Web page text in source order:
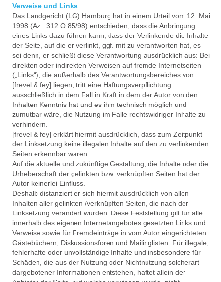
Verweise und Links
Das Landgericht (LG) Hamburg hat in einem Urteil vom 12. Mai
1998 (Az.: 312 O 85/98) entschieden, dass die Anbringung
eines Links dazu führen kann, dass der Verlinkende die Inhalte
der Seite, auf die er verlinkt, ggf. mit zu verantworten hat, es
sei denn, er schließt diese Verantwortung ausdrücklich aus: Bei
direkten oder indirekten Verweisen auf fremde Internetseiten
(„Links“), die außerhalb des Verantwortungsbereiches von
[frevel & fey] liegen, tritt eine Haftungsverpflichtung
ausschließlich in dem Fall in Kraft in dem der Autor von den
Inhalten Kenntnis hat und es ihm technisch möglich und
zumutbar wäre, die Nutzung im Falle rechtswidriger Inhalte zu
verhindern.
[frevel & fey] erklärt hiermit ausdrücklich, dass zum Zeitpunkt
der Linksetzung keine illegalen Inhalte auf den zu verlinkenden
Seiten erkennbar waren.
Auf die aktuelle und zukünftige Gestaltung, die Inhalte oder die
Urheberschaft der gelinkten bzw. verknüpften Seiten hat der
Autor keinerlei Einfluss.
Deshalb distanziert er sich hiermit ausdrücklich von allen
Inhalten aller gelinkten /verknüpften Seiten, die nach der
Linksetzung verändert wurden. Diese Feststellung gilt für alle
innerhalb des eigenen Internetangebotes gesetzten Links und
Verweise sowie für Fremdeinträge in vom Autor eingerichteten
Gästebüchern, Diskussionsforen und Mailinglisten. Für illegale,
fehlerhafte oder unvollständige Inhalte und insbesondere für
Schäden, die aus der Nutzung oder Nichtnutzung solcherart
dargebotener Informationen entstehen, haftet allein der